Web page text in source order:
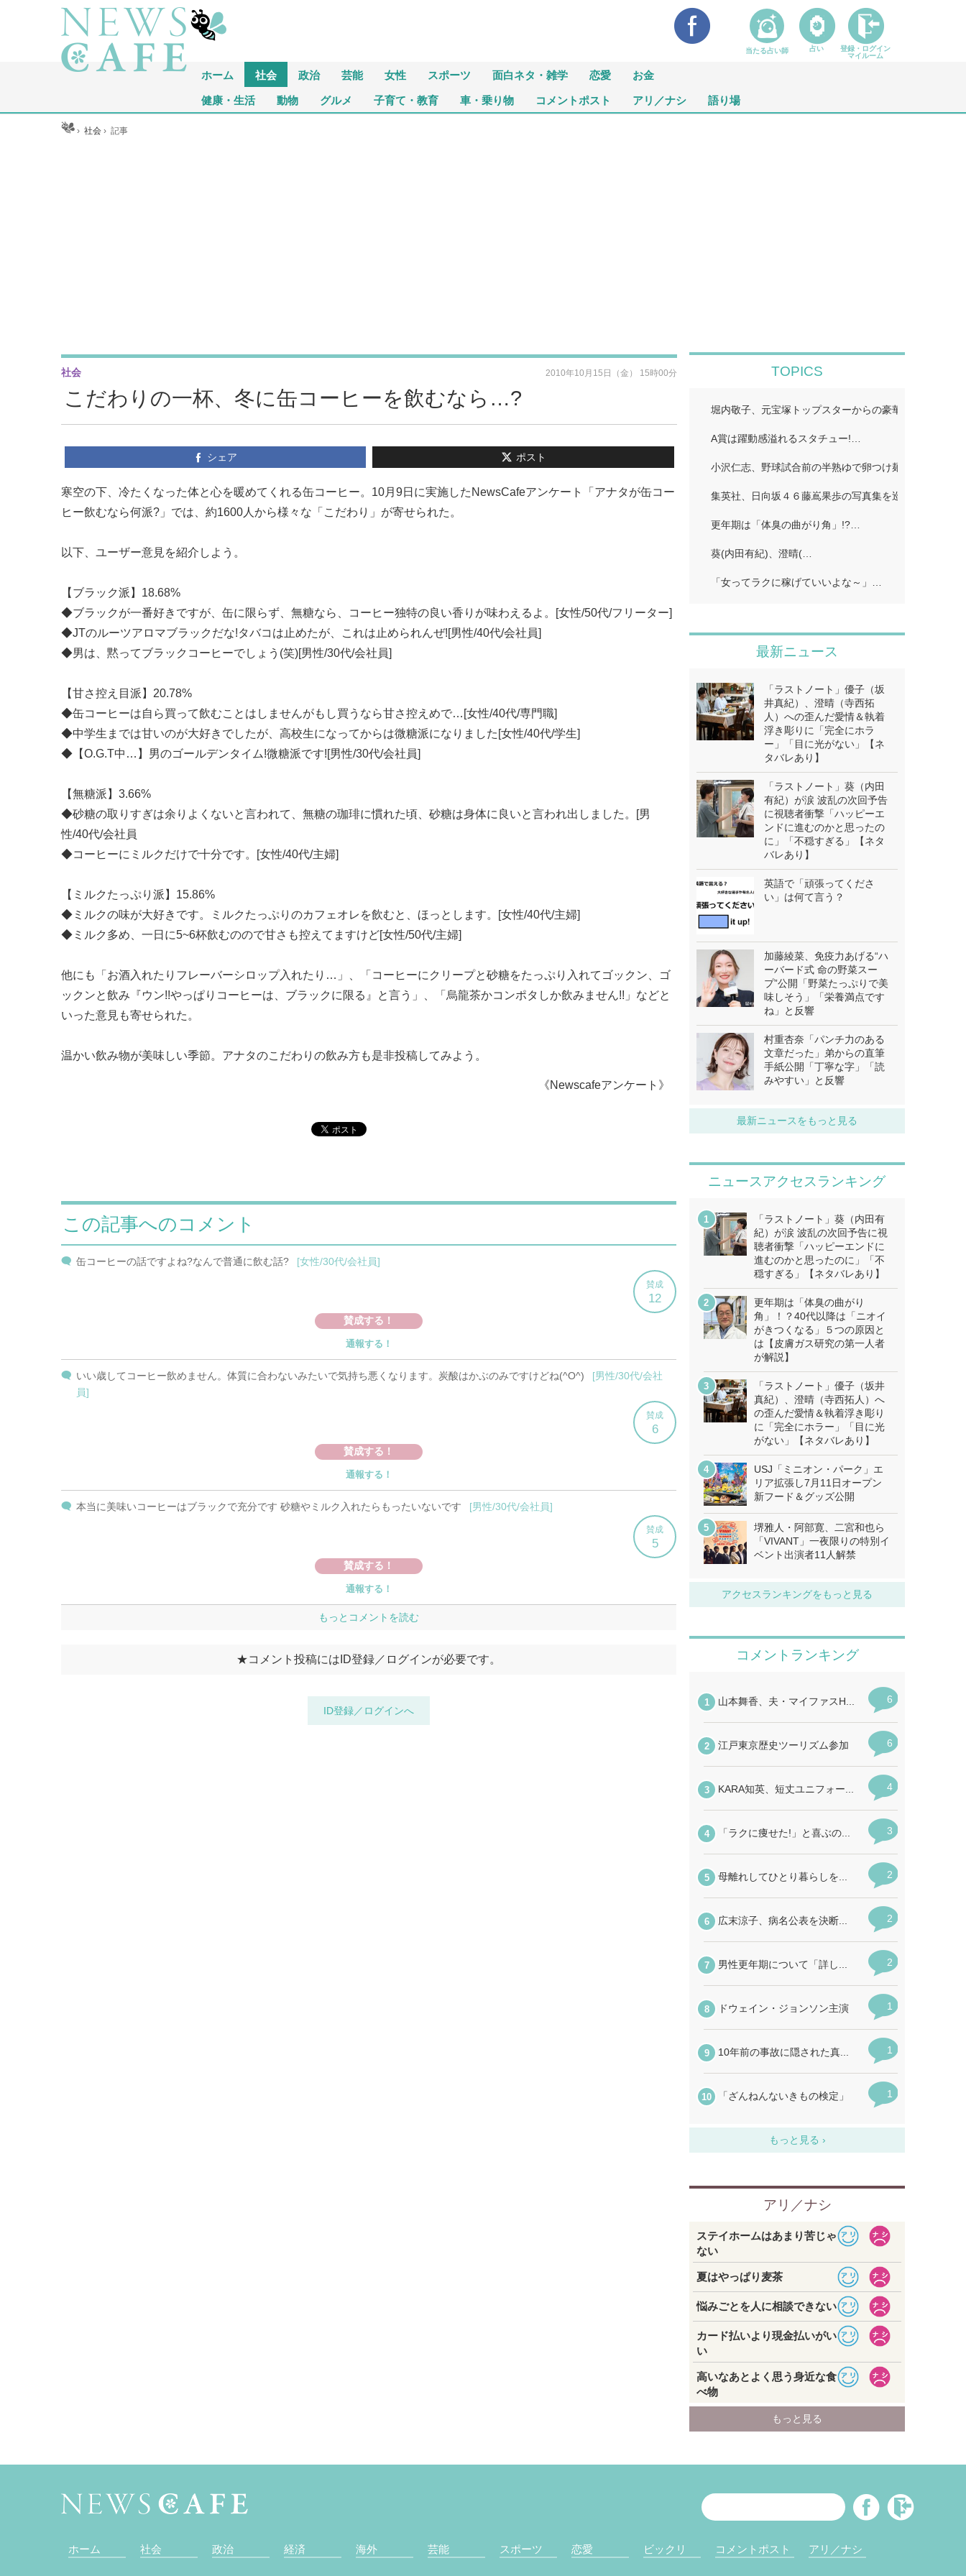
ホーム 社会 政治 芸能 女性 スポーツ 面白ネタ・雑学 恋愛 お金
健康・生活 動物 グルメ 子育て・教育 車・乗り物 コメントポスト アリ／ナシ 語り場
ホーム ›社会 ›記事
こだわりの一杯、冬に缶コーヒーを飲むなら…?
社会 2010年10月15日（金） 15時00分
シェア ポスト
寒空の下、冷たくなった体と心を暖めてくれる缶コーヒー。10月9日に実施したNewsCafeアンケート「アナタが缶コー
ヒー飲むなら何派?」では、約1600人から様々な「こだわり」が寄せられた。
以下、ユーザー意見を紹介しよう。
【ブラック派】18.68%
◆ブラックが一番好きですが、缶に限らず、無糖なら、コーヒー独特の良い香りが味わえるよ。[女性/50代/フリーター]
◆JTのルーツアロマブラックだな!タバコは止めたが、これは止められんぜ![男性/40代/会社員]
◆男は、黙ってブラックコーヒーでしょう(笑)[男性/30代/会社員]
【甘さ控え目派】20.78%
◆缶コーヒーは自ら買って飲むことはしませんがもし買うなら甘さ控えめで…[女性/40代/専門職]
◆中学生までは甘いのが大好きでしたが、高校生になってからは微糖派になりました[女性/40代/学生]
◆【O.G.T中…】男のゴールデンタイム!微糖派です![男性/30代/会社員]
【無糖派】3.66%
◆砂糖の取りすぎは余りよくないと言われて、無糖の珈琲に慣れた頃、砂糖は身体に良いと言われ出しました。[男
性/40代/会社員
◆コーヒーにミルクだけで十分です。[女性/40代/主婦]
【ミルクたっぷり派】15.86%
◆ミルクの味が大好きです。ミルクたっぷりのカフェオレを飲むと、ほっとします。[女性/40代/主婦]
◆ミルク多め、一日に5~6杯飲むのので甘さも控えてますけど[女性/50代/主婦]
他にも「お酒入れたりフレーバーシロップ入れたり…」、「コーヒーにクリープと砂糖をたっぷり入れてゴックン、ゴ
ックンと飲み『ウン!!やっぱりコーヒーは、ブラックに限る』と言う」、「烏龍茶かコンポタしか飲みません!!」などと
いった意見も寄せられた。
温かい飲み物が美味しい季節。アナタのこだわりの飲み方も是非投稿してみよう。
《Newscafeアンケート》
TOPICS
堀内敬子、元宝塚トップスターからの豪華差し入れ披
A賞は躍動感溢れるスタチュー!…
小沢仁志、野球試合前の半熟ゆで卵つけ麺披露「たっ
集英社、日向坂４６藤嶌果歩の写真集を巡り声明発表
更年期は「体臭の曲がり角」!?…
葵(内田有紀)、澄晴(…
「女ってラクに稼げていいよな～」…
最新ニュース
「ラストノート」優子（坂
井真紀）、澄晴（寺西拓
人）への歪んだ愛情＆執着
浮き彫りに「完全にホラ
ー」「目に光がない」【ネ
タバレあり】
「ラストノート」葵（内田
有紀）が涙 波乱の次回予告
に視聴者衝撃「ハッピーエ
ンドに進むのかと思ったの
に」「不穏すぎる」【ネタ
バレあり】
英語で「頑張ってくださ
い」は何て言う？
加藤綾菜、免疫力あげる“ハ
ーバード式 命の野菜スー
プ”公開「野菜たっぷりで美
味しそう」「栄養満点です
ね」と反響
村重杏奈「パンチ力のある
文章だった」弟からの直筆
手紙公開「丁寧な字」「読
みやすい」と反響
最新ニュースをもっと見る
ニュースアクセスランキング
「ラストノート」葵（内田有
紀）が涙 波乱の次回予告に視
聴者衝撃「ハッピーエンドに
進むのかと思ったのに」「不
穏すぎる」【ネタバレあり】
更年期は「体臭の曲がり
角」！？40代以降は「ニオイ
がきつくなる」５つの原因と
は【皮膚ガス研究の第一人者
が解説】
「ラストノート」優子（坂井
真紀）、澄晴（寺西拓人）へ
の歪んだ愛情＆執着浮き彫り
に「完全にホラー」「目に光
がない」【ネタバレあり】
USJ「ミニオン・パーク」エ
リア拡張し7月11日オープン
新フード＆グッズ公開
堺雅人・阿部寛、二宮和也ら
「VIVANT」一夜限りの特別イ
ベント出演者11人解禁
アクセスランキングをもっと見る
ホーム 社会 政治 経済 海外 芸能 スポーツ 恋愛 ビックリ コメントポスト アリ／ナシ
当たる占い師 占い
登録・ログイン
マイルーム